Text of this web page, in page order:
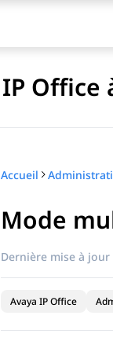
Office
par titre
Accueil
Mode
Dernière mise à jour
Avaya IP Office